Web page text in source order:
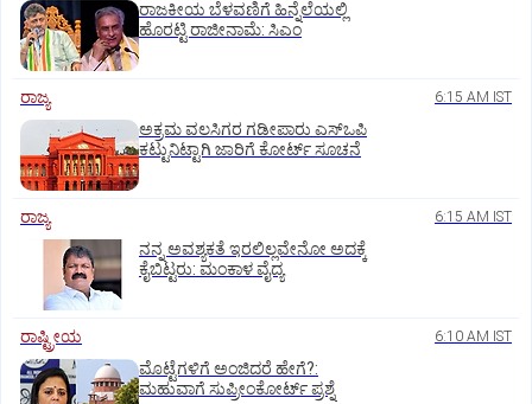
ರಾಜಕೀಯ ಬೆಳವಣಿಗೆ ಹಿನ್ನೆಲೆಯಲ್ಲಿ
ಹೊರಟ್ಟಿ ರಾಜೀನಾಮೆ: ಸಿಎಂ
ರಾಜ್ಯ 6:15 AM IST
ಅಕ್ರಮ ವಲಸಿಗರ ಗಡೀಪಾರು ಎಸ್ಒಪಿ
ಕಟ್ಟುನಿಟ್ಟಾಗಿ ಜಾರಿಗೆ ಕೋರ್ಟ್‌ ಸೂಚನೆ
ರಾಜ್ಯ 6:15 AM IST
ನನ್ನ ಅವಶ್ಯಕತೆ ಇರಲಿಲ್ಲವೇನೋ ಅದಕ್ಕೆ
ಕೈಬಿಟ್ಟರು: ಮಂಕಾಳ ವೈದ್ಯ
ರಾಷ್ಟ್ರೀಯ 6:10 AM IST
ಮೊಟ್ಟೆಗಳಿಗೆ ಅಂಜಿದರೆ ಹೇಗೆ?:
ಮಹುವಾಗೆ ಸುಪ್ರೀಂಕೋರ್ಟ್ ಪ್ರಶ್ನೆ